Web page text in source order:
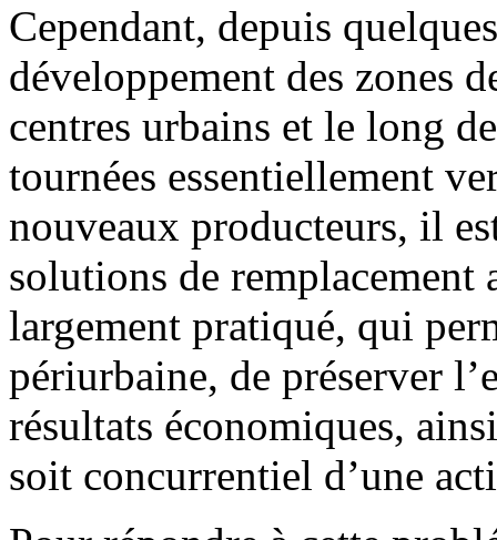
Cependant, depuis
développement des zones
centres urbains et le long
tournées essentiellement
nouveaux producteurs, il
solutions de remplacement
largement pratiqué, qui
périurbaine, de préserver
résultats économiques,
soit concurrentiel d’une